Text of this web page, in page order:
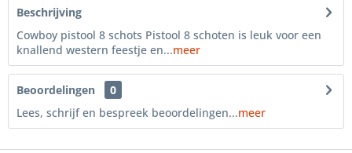
Beschrijving
Cowboy pistool 8 schots Pistool 8 schoten is leuk voor een
knallend western feestje en...meer
Beoordelingen
0
Lees, schrijf en bespreek beoordelingen...meer